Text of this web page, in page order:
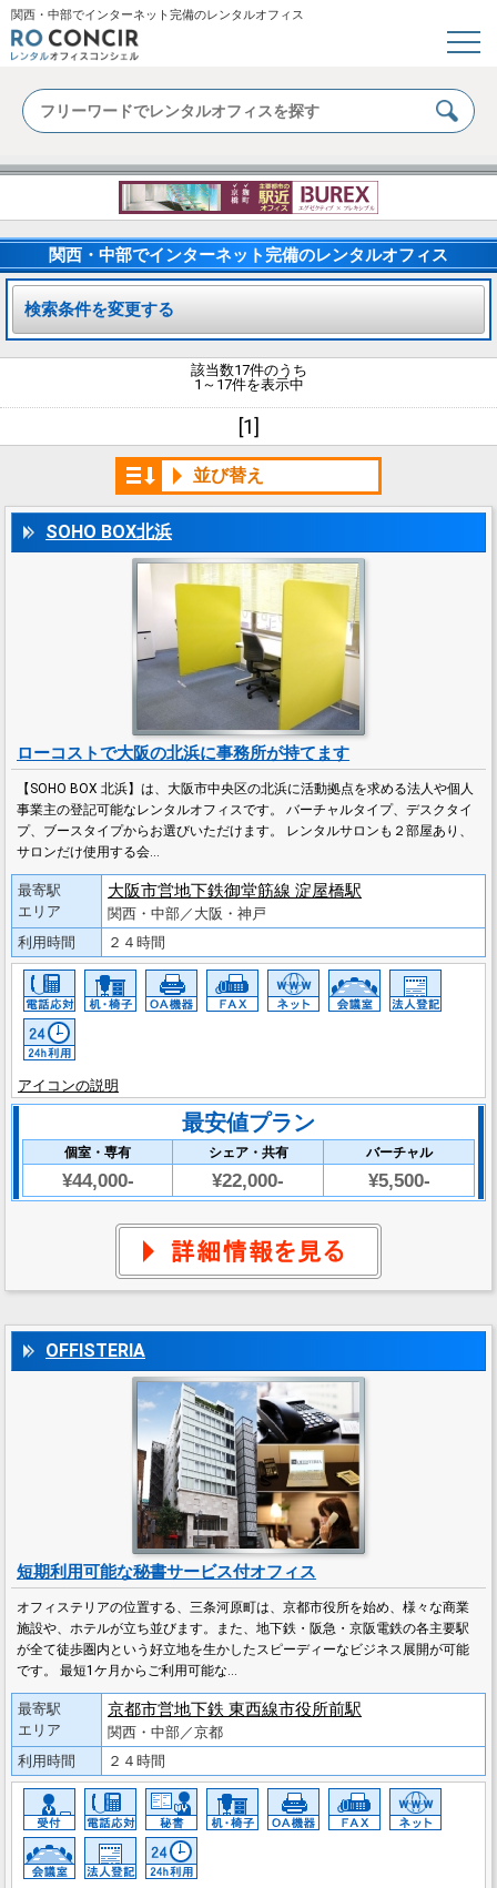
関西・中部でインターネット完備のレンタルオフィス
関西・中部でインターネット完備のレンタルオフィス
検索条件を変更する
該当数17件のうち
1～17件を表示中
[1]
並び替え
SOHO BOX北浜
ローコストで大阪の北浜に事務所が持てます
【SOHO BOX 北浜】は、大阪市中央区の北浜に活動拠点を求める法人や個人
事業主の登記可能なレンタルオフィスです。 バーチャルタイプ、デスクタイ
プ、ブースタイプからお選びいただけます。 レンタルサロンも２部屋あり、
サロンだけ使用する会…
最寄駅
エリア
大阪市営地下鉄御堂筋線 淀屋橋駅
関西・中部／大阪・神戸
利用時間
２４時間
アイコンの説明
最安値プラン
個室・専有 シェア・共有 バーチャル
¥44,000- ¥22,000- ¥5,500-
OFFISTERIA
短期利用可能な秘書サービス付オフィス
オフィステリアの位置する、三条河原町は、京都市役所を始め、様々な商業
施設や、ホテルが立ち並びます。また、地下鉄・阪急・京阪電鉄の各主要駅
が全て徒歩圏内という好立地を生かしたスピーディーなビジネス展開が可能
です。 最短1ケ月からご利用可能な…
最寄駅
エリア
京都市営地下鉄 東西線市役所前駅
関西・中部／京都
利用時間
２４時間